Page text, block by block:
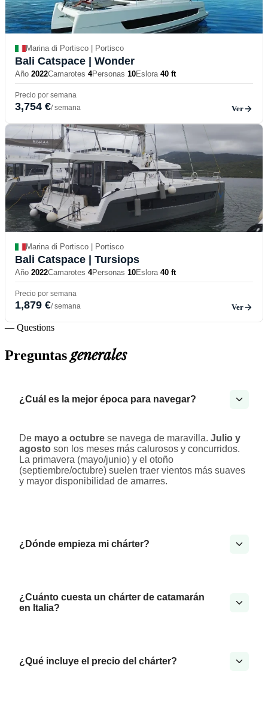
Marina di Portisco | Portisco
Bali Catspace | Wonder
Año 2022Camarotes 4Personas 10Eslora 40 ft
Precio por semana
3,754 €/ semana Ver
Marina di Portisco | Portisco
Bali Catspace | Tursiops
Año 2022Camarotes 4Personas 10Eslora 40 ft
Precio por semana
1,879 €/ semana Ver
— Questions
Preguntasgenerales
¿Cuál es la mejor época para navegar?
De mayo a octubre se navega de maravilla. Julio y
agosto son los meses más calurosos y concurridos.
La primavera (mayo/junio) y el otoño
(septiembre/octubre) suelen traer vientos más suaves
y mayor disponibilidad de amarres.
¿Dónde empieza mi chárter?
¿Cuánto cuesta un chárter de catamarán
en Italia?
¿Qué incluye el precio del chárter?